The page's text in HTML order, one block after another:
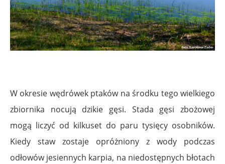
W okresie wędrówek ptaków na środku tego wielkiego
zbiornika nocują dzikie gęsi. Stada gęsi zbożowej
mogą liczyć od kilkuset do paru tysięcy osobników.
Kiedy staw zostaje opróżniony z wody podczas
odłowów jesiennych karpia, na niedostępnych błotach